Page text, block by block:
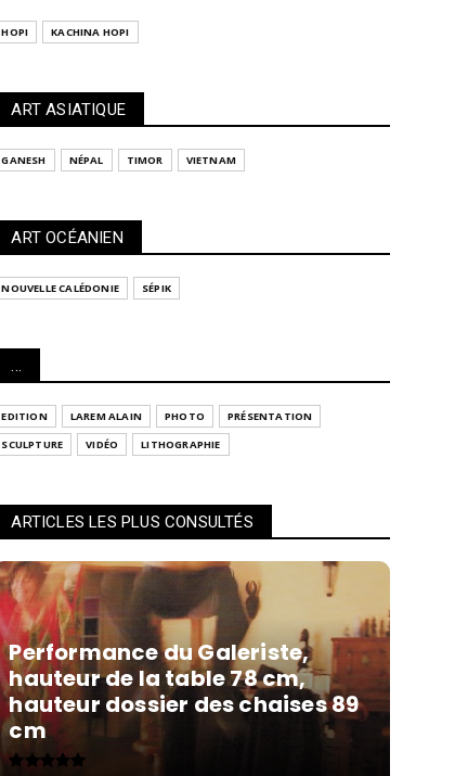
HOPI KACHINA HOPI
ART ASIATIQUE
GANESH NÉPAL TIMOR VIETNAM
ART OCÉANIEN
NOUVELLE CALÉDONIE SÉPIK
...
EDITION LAREM ALAIN PHOTO
PRÉSENTATION
SCULPTURE
VIDÉO LITHOGRAPHIE
ARTICLES LES PLUS CONSULTÉS
Performance du Galeriste,
hauteur de la table 78 cm,
hauteur dossier des chaises 89
cm